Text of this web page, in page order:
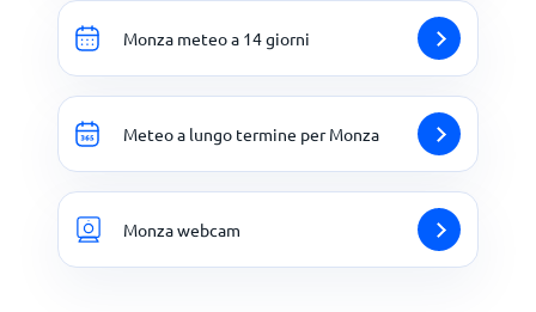
Monza meteo a 14 giorni
Meteo a lungo termine per Monza
Monza webcam